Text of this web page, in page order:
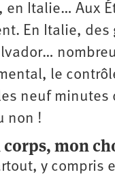
en Italie… Aux
En Italie,
le
neuf minutes
non !
mon
y compris